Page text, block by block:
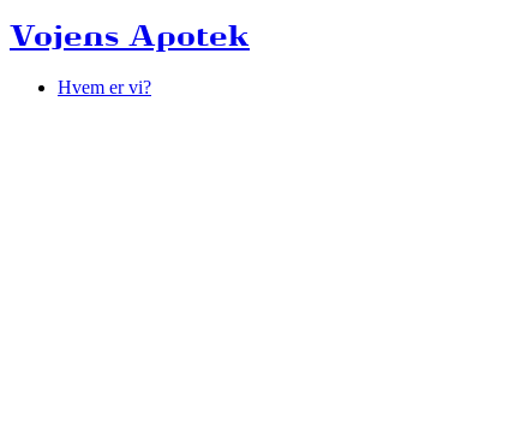
Vojens Apotek
Hvem er vi?